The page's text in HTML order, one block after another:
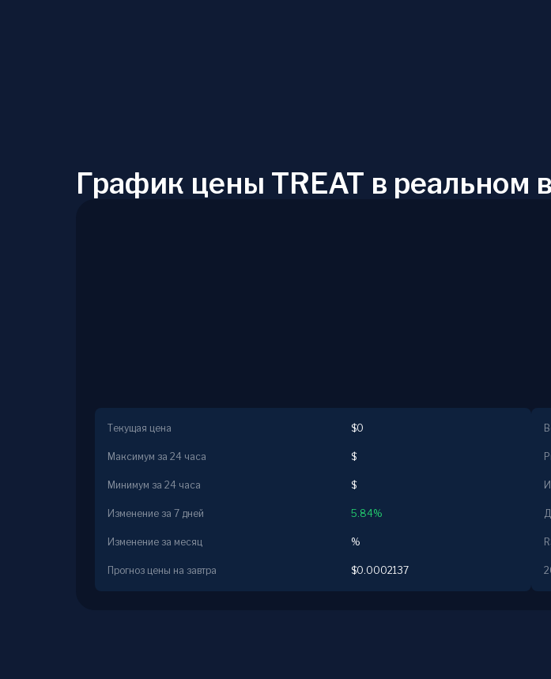
График цены TREAT в реальном
Текущая цена $0
Максимум за 24 часа $
Минимум за 24 часа $
Изменение за 7 дней 5.84%
Изменение за месяц %
Прогноз цены на завтра $0.0002137